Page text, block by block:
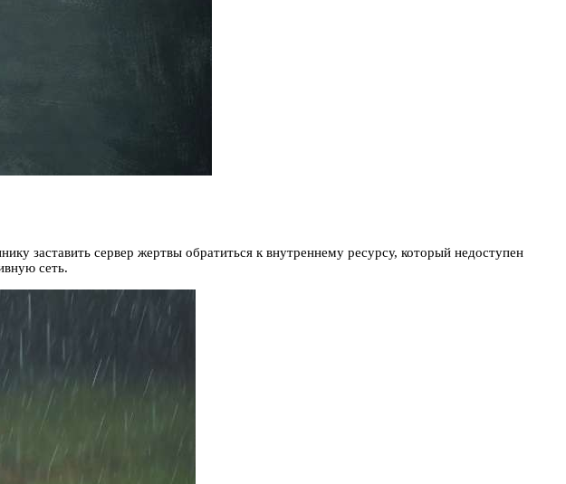
заставить сервер жертвы обратиться к внутреннему ресурсу, который недоступен
сеть.